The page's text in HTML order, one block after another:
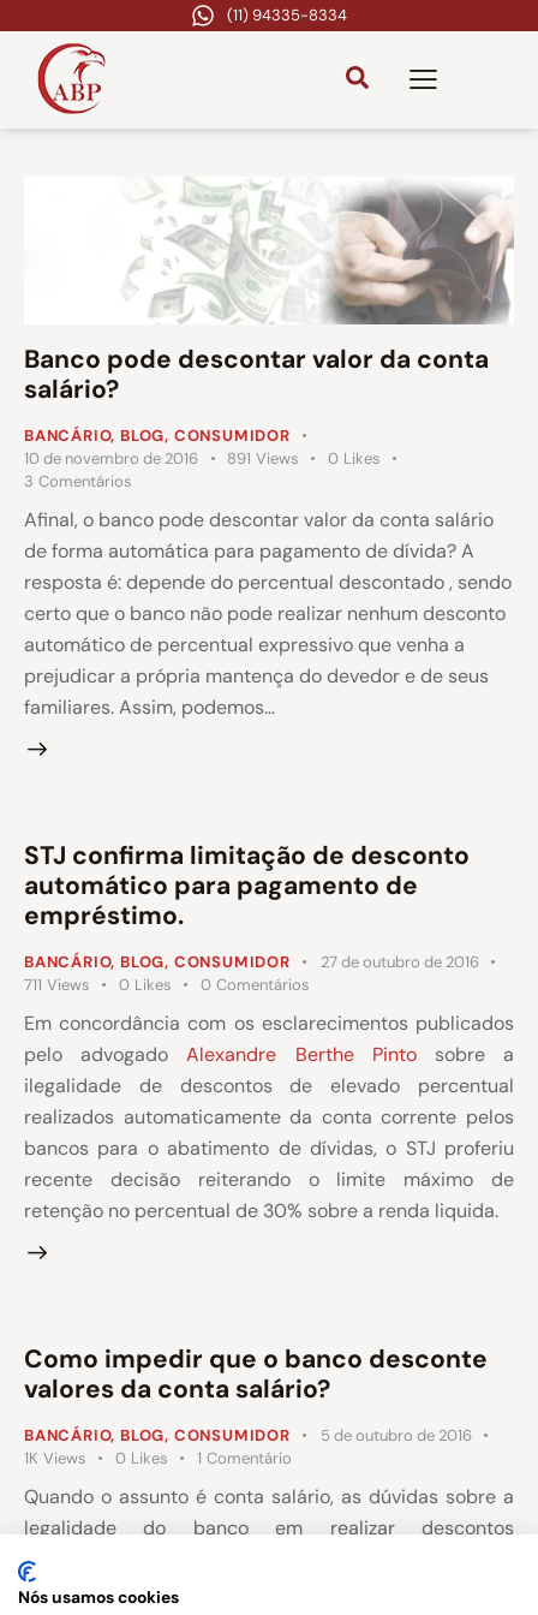
(11) 94335-8334
Banco pode descontar valor da conta
salário?
BANCÁRIO, BLOG, CONSUMIDOR
10 de novembro de 2016
891 Views 0 Likes
3 Comentários
Afinal, o banco pode descontar valor da conta salário
de forma automática para pagamento de dívida? A
resposta é: depende do percentual descontado , sendo
certo que o banco não pode realizar nenhum desconto
automático de percentual expressivo que venha a
prejudicar a própria mantença do devedor e de seus
familiares. Assim, podemos…
STJ confirma limitação de desconto
automático para pagamento de
empréstimo.
BANCÁRIO, BLOG, CONSUMIDOR
27 de outubro de 2016
711 Views 0 Likes 0 Comentários
Em concordância com os esclarecimentos publicados
pelo advogadoAlexandre Berthe Pintosobre a
ilegalidade de descontos de elevado percentual
realizados automaticamente da conta corrente pelos
bancos para o abatimento de dívidas, o STJ proferiu
recente decisão reiterando o limite máximo de
retenção no percentual de 30% sobre a renda liquida.
Como impedir que o banco desconte
valores da conta salário?
BANCÁRIO, BLOG, CONSUMIDOR
5 de outubro de 2016
1K Views 0 Likes 1 Comentário
Quando o assunto é conta salário, as dúvidas sobre a
legalidade do banco em realizar descontos
automáticos na conta para o abatimento de dívidas
são frequentes, até pelo fato de existir a ausência de
Nós usamos cookies